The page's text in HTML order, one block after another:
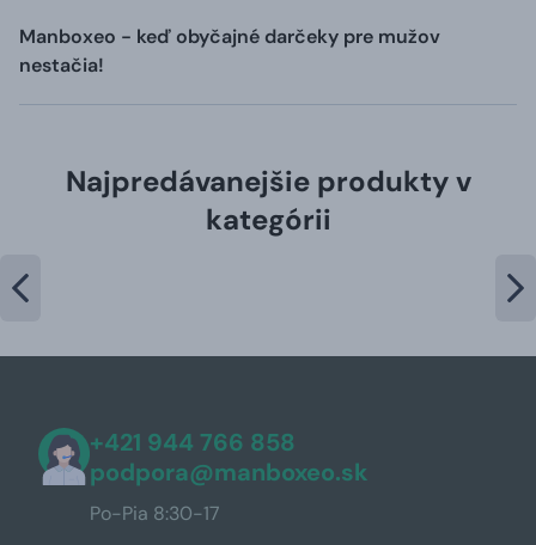
Manboxeo - keď obyčajné darčeky pre mužov
nestačia!
Najpredávanejšie produkty v
kategórii
+421 944 766 858
podpora@manboxeo.sk
Po-Pia 8:30-17